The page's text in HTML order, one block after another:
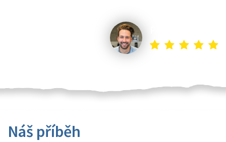
Náš příběh